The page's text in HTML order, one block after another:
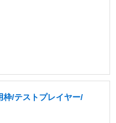
枠/テストプレイヤー/